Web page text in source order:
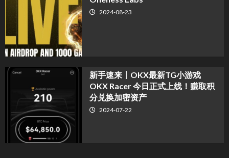
2024-08-23
新手速来丨OKX最新TG小游戏
OKX Racer 今日正式上线！赚取积
分兑换加密资产
2024-07-22